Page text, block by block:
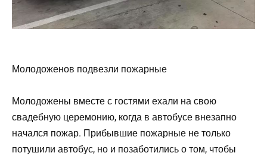
Молодоженов подвезли пожарные
Молодожены вместе с гостями ехали на свою
свадебную церемонию, когда в автобусе внезапно
начался пожар. Прибывшие пожарные не только
потушили автобус, но и позаботились о том, чтобы